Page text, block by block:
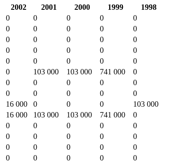
2002 2001 2000 1999
1998
0 0 0 0
0
0 0 0 0
0
0 0 0 0
0
0 0 0 0
0
0 0 0 0
0
0 103 000 103 000 741 000
0
0 0 0 0
0
0 0 0 0
0
16 000 0 0 0
103 000
16 000 103 000 103 000 741 000
0
0 0 0 0
0
0 0 0 0
0
0 0 0 0
0
0 0 0 0
0